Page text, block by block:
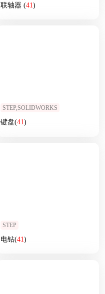
联轴器 (41)
STEP,SOLIDWORKS
键盘(41)
STEP
电钻(41)